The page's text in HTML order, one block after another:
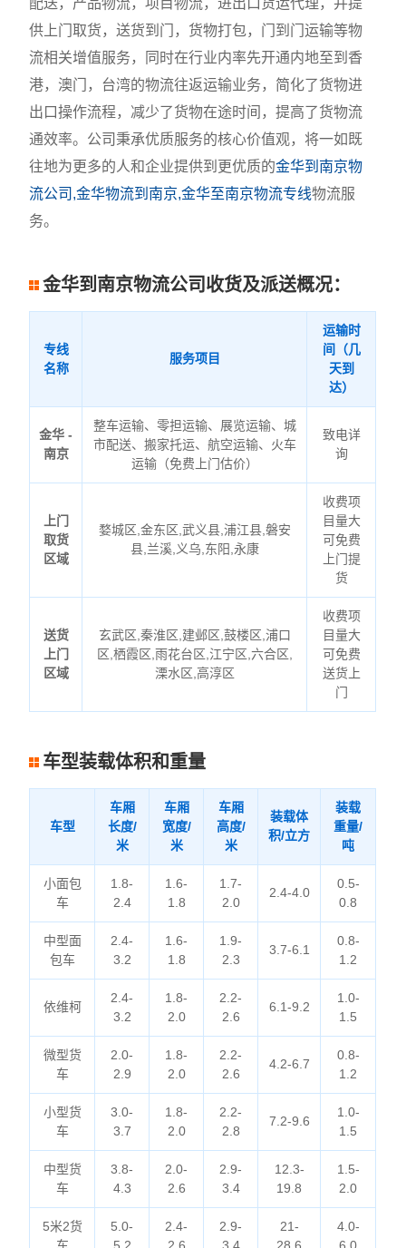
配送，产品物流，项目物流，进出口货运代理，并提
供上门取货，送货到门，货物打包，门到门运输等物
流相关增值服务，同时在行业内率先开通内地至到香
港，澳门，台湾的物流往返运输业务，简化了货物进
出口操作流程，减少了货物在途时间，提高了货物流
通效率。公司秉承优质服务的核心价值观，将一如既
往地为更多的人和企业提供到更优质的金华到南京物
流公司,金华物流到南京,金华至南京物流专线物流服
务。
金华到南京物流公司收货及派送概况：
专线
名称
服务项目
运输时
间（几
天到
达）
金华 -
南京
整车运输、零担运输、展览运输、城
市配送、搬家托运、航空运输、火车
运输（免费上门估价）
致电详
询
上门
取货
区域
婺城区,金东区,武义县,浦江县,磐安
县,兰溪,义乌,东阳,永康
收费项
目量大
可免费
上门提
货
送货
上门
区域
玄武区,秦淮区,建邺区,鼓楼区,浦口
区,栖霞区,雨花台区,江宁区,六合区,
溧水区,高淳区
收费项
目量大
可免费
送货上
门
车型装载体积和重量
车型
车厢
长度/
米
车厢
宽度/
米
车厢
高度/
米
装载体
积/立方
装载
重量/
吨
小面包
车
1.8-
2.4
1.6-
1.8
1.7-
2.0
2.4-4.0
0.5-
0.8
中型面
包车
2.4-
3.2
1.6-
1.8
1.9-
2.3
3.7-6.1
0.8-
1.2
依维柯
2.4-
3.2
1.8-
2.0
2.2-
2.6
6.1-9.2
1.0-
1.5
微型货
车
2.0-
2.9
1.8-
2.0
2.2-
2.6
4.2-6.7
0.8-
1.2
小型货
车
3.0-
3.7
1.8-
2.0
2.2-
2.8
7.2-9.6
1.0-
1.5
中型货
车
3.8-
4.3
2.0-
2.6
2.9-
3.4
12.3-
19.8
1.5-
2.0
5米2货
5.0-
2.4-
2.9-
21-
4.0-